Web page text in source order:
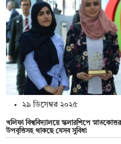
২৯ ডিসেম্বর ২০২৫
খলিফা বিশ্ববিদ্যালয়ে স্কলারশিপে
উপবৃত্তিসহ থাকছে যেসব সুবিধা